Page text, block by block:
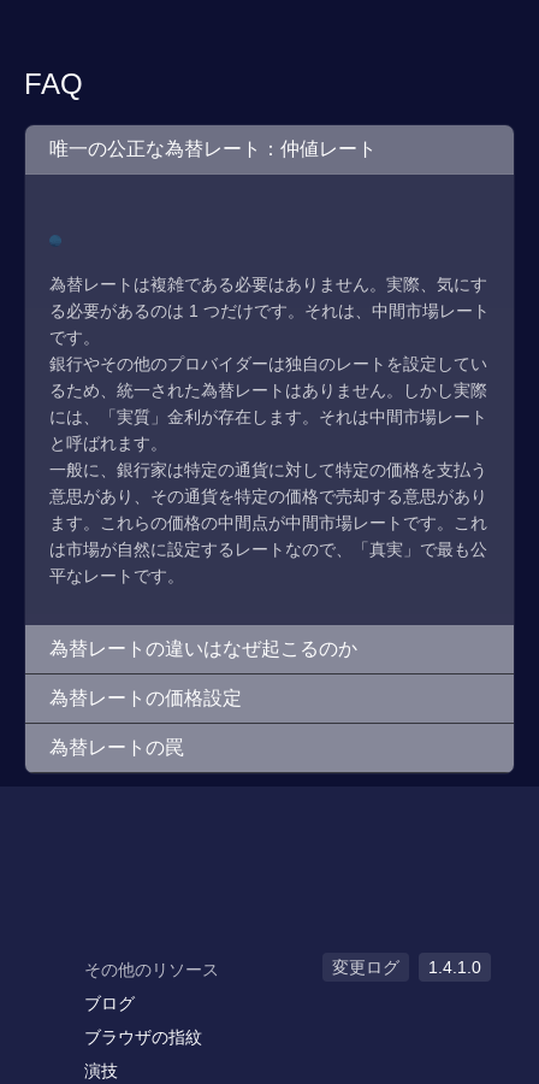
FAQ
唯一の公正な為替レート：仲値レート
為替レートは複雑である必要はありません。実際、気にす
る必要があるのは 1 つだけです。それは、中間市場レート
です。
銀行やその他のプロバイダーは独自のレートを設定してい
るため、統一された為替レートはありません。しかし実際
には、「実質」金利が存在します。それは中間市場レート
と呼ばれます。
一般に、銀行家は特定の通貨に対して特定の価格を支払う
意思があり、その通貨を特定の価格で売却する意思があり
ます。これらの価格の中間点が中間市場レートです。これ
は市場が自然に設定するレートなので、「真実」で最も公
平なレートです。
為替レートの違いはなぜ起こるのか
為替レートの価格設定
為替レートの罠
その他のリソース
ブログ
ブラウザの指紋
演技
変更ログ 1.4.1.0